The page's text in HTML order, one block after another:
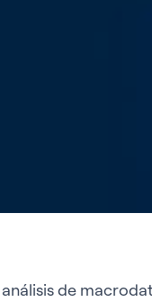
análisis de